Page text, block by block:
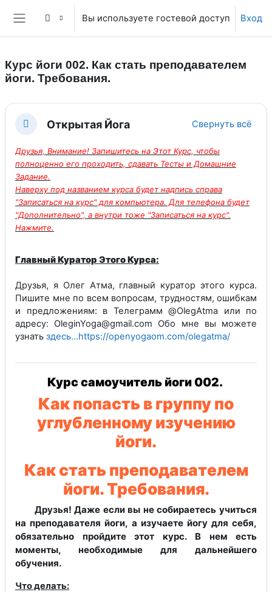
Перейти к основному содержанию
Боковая панель
Вы используете гостевой доступ Вход
Курс йоги 002. Как стать преподавателем
йоги. Требования.
Section outline
СвернутьОткрытая Йога Свернуть всё
Друзья, Внимание! Запишитесь на Этот Курс, чтобы
полноценно его проходить, сдавать Тесты и Домашние
Задание.
Наверху под названием курса будет надпись справа
"Записаться на курс" для компьютера. Для телефона будет
"Дополнительно", а внутри тоже "Записаться на курс".
Нажмите.
Главный Куратор Этого Курса:
Друзья, я Олег Атма, главный куратор этого курса.
Пишите мне по всем вопросам, трудностям, ошибкам
и предложениям: в Телеграмм @OlegAtma или по
адресу: OleginYoga@gmail.com Обо мне вы можете
узнать здесь...https://openyogaom.com/olegatma/
Курс самоучитель йоги 002.
Как попасть в группу по
углубленному изучению
йоги.
Как стать преподавателем
йоги. Требования.
Друзья! Даже если вы не собираетесь учиться
на преподавателя йоги, а изучаете йогу для себя,
обязательно пройдите этот курс. В нем есть
моменты, необходимые для дальнейшего
обучения.
Что делать: